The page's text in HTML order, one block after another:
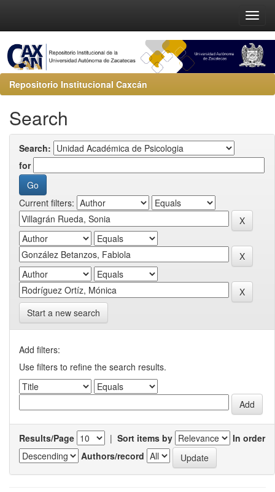
Repositorio Institucional Caxcán
Search
Search:
for
Current filters:
Start a new search
Add filters:
Use filters to refine the search results.
Results/Page | Sort items by
In order
Authors/record